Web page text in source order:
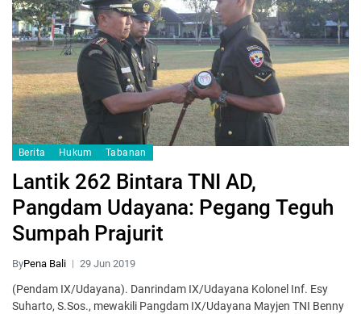
Berita Hukum Tabanan
Lantik 262 Bintara TNI AD,
Pangdam Udayana: Pegang Teguh
Sumpah Prajurit
ByPena Bali 29 Jun 2019
(Pendam IX/Udayana). Danrindam IX/Udayana Kolonel Inf. Esy
Suharto, S.Sos., mewakili Pangdam IX/Udayana Mayjen TNI Benny